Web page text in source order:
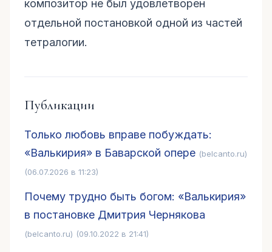
композитор не был удовлетворен
отдельной постановкой одной из частей
тетралогии.
Публикации
Только любовь вправе побуждать:
«Валькирия» в Баварской опере (belcanto.ru)
(06.07.2026 в 11:23)
Почему трудно быть богом: «Валькирия»
в постановке Дмитрия Чернякова
(belcanto.ru) (09.10.2022 в 21:41)